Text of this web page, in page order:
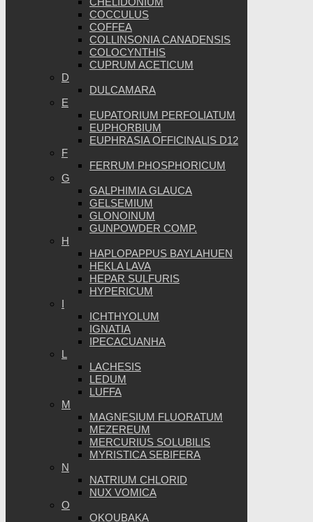
COCCULUS
COFFEA
COLLINSONIA CANADENSIS
COLOCYNTHIS
CUPRUM ACETICUM
D
DULCAMARA
E
EUPATORIUM PERFOLIATUM
EUPHORBIUM
EUPHRASIA OFFICINALIS D12
F
FERRUM PHOSPHORICUM
G
GALPHIMIA GLAUCA
GELSEMIUM
GLONOINUM
GUNPOWDER COMP.
H
HAPLOPAPPUS BAYLAHUEN
HEKLA LAVA
HEPAR SULFURIS
HYPERICUM
I
ICHTHYOLUM
IGNATIA
IPECACUANHA
L
LACHESIS
LEDUM
LUFFA
M
MAGNESIUM FLUORATUM
MEZEREUM
MERCURIUS SOLUBILIS
MYRISTICA SEBIFERA
N
NATRIUM CHLORID
NUX VOMICA
O
OKOUBAKA